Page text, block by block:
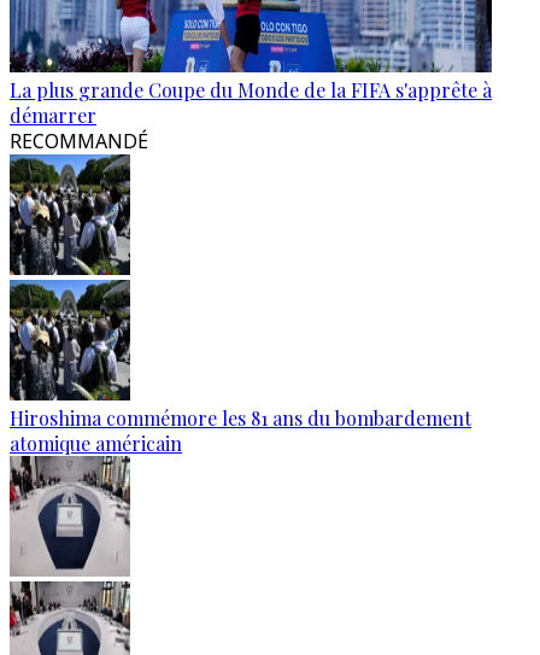
La plus grande Coupe du Monde de la FIFA s'apprête à
démarrer
RECOMMANDÉ
Hiroshima commémore les 81 ans du bombardement
atomique américain